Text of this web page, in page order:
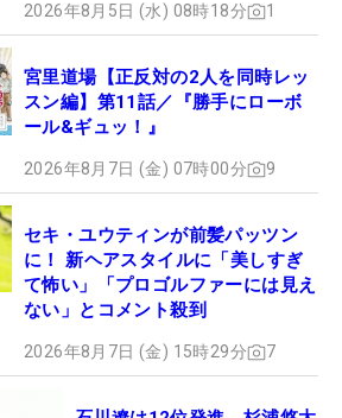
2026年8月5日 (水) 08時18分 1
宮里道場【正反対の2人を同時レッ
スン編】第11話／『勝手にローボ
ール&ギュッ！』
2026年8月7日 (金) 07時00分 9
セキ・ユウティンが前髪パッツン
に！ 新ヘアスタイルに「美しすぎ
て怖い」「プロゴルファーには見え
ない」とコメント殺到
2026年8月7日 (金) 15時29分 7